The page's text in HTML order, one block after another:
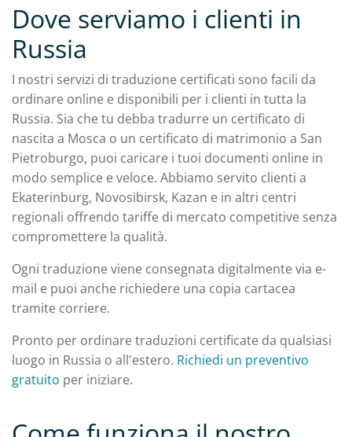
Dove serviamo i clienti in
Russia
I nostri servizi di traduzione certificati sono facili da
ordinare online e disponibili per i clienti in tutta la
Russia. Sia che tu debba tradurre un certificato di
nascita a Mosca o un certificato di matrimonio a San
Pietroburgo, puoi caricare i tuoi documenti online in
modo semplice e veloce. Abbiamo servito clienti a
Ekaterinburg, Novosibirsk, Kazan e in altri centri
regionali offrendo tariffe di mercato competitive senza
compromettere la qualità.
Ogni traduzione viene consegnata digitalmente via e-
mail e puoi anche richiedere una copia cartacea
tramite corriere.
Pronto per ordinare traduzioni certificate da qualsiasi
luogo in Russia o all'estero. Richiedi un preventivo
gratuito per iniziare.